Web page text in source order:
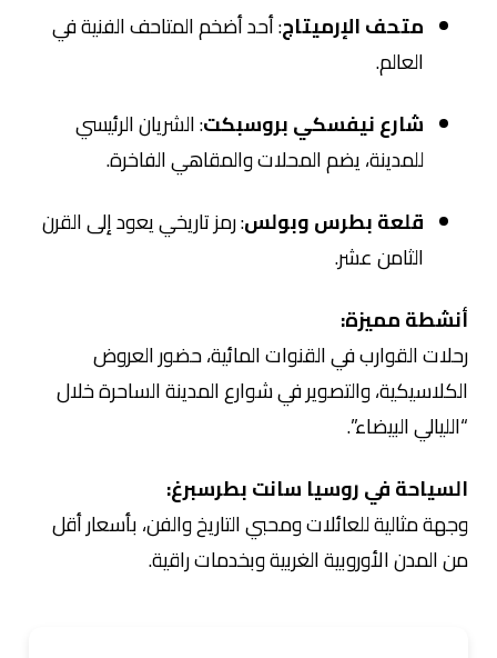
متحف الإرميتاج: أحد أضخم المتاحف الفنية في
العالم.
شارع نيفسكي بروسبكت: الشريان الرئيسي
للمدينة، يضم المحلات والمقاهي الفاخرة.
قلعة بطرس وبولس: رمز تاريخي يعود إلى القرن
الثامن عشر.
أنشطة مميزة:
رحلات القوارب في القنوات المائية، حضور العروض
الكلاسيكية، والتصوير في شوارع المدينة الساحرة خلال
“الليالي البيضاء”.
السياحة في روسيا سانت بطرسبرغ:
وجهة مثالية للعائلات ومحبي التاريخ والفن، بأسعار أقل
من المدن الأوروبية الغربية وبخدمات راقية.